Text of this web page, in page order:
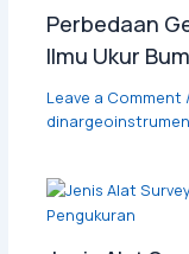
Perbedaan
Ilmu Ukur
Leave a Comment/